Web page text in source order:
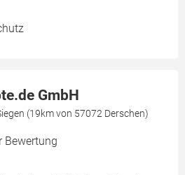
GmbH
(19km von 57072 Derschen)
Bewertung